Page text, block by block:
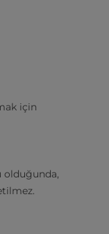
için
olduğunda,